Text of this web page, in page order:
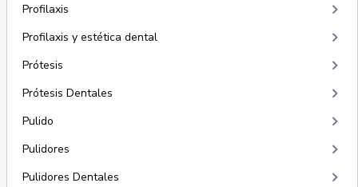
Profilaxis keyboard_arrow_right
Profilaxis y estética dental keyboard_arrow_right
Prótesis keyboard_arrow_right
Prótesis Dentales keyboard_arrow_right
Pulido keyboard_arrow_right
Pulidores keyboard_arrow_right
Pulidores Dentales keyboard_arrow_right